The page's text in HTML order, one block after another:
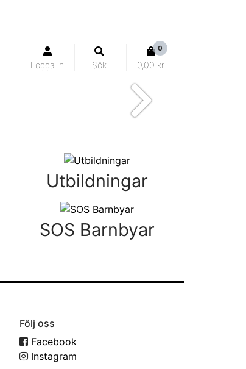
Logga in Sök
0
0,00 kr
Nästa
Utbildningar
SOS Barnbyar
Följ oss
Facebook
Instagram